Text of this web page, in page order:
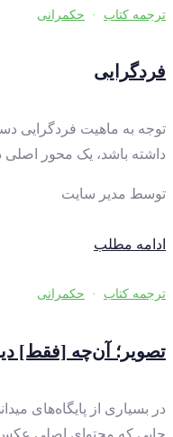
ترجمه کتاب · حکمرانی
فردگرایی
توجه به ماهیت فردگرایی
داشته باشد، یک محور
توسط مدیر سایت
ادامه مطلب
ترجمه کتاب · حکمرانی
تصویر؛ آن‌چه [فقط]
در بسیاری از پایگاه‌های